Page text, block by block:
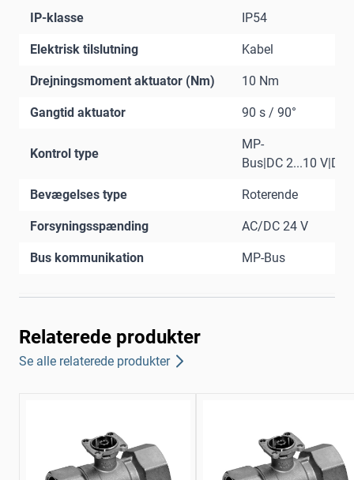
IP-klasse IP54
Elektrisk tilslutning Kabel
Drejningsmoment aktuator (Nm) 10 Nm
Gangtid aktuator 90 s / 90°
Kontrol type
MP-
Bus|DC 2...10 V|DC
Bevægelses type Roterende
Forsyningsspænding AC/DC 24 V
Bus kommunikation MP-Bus
Relaterede produkter
Se alle relaterede produkter